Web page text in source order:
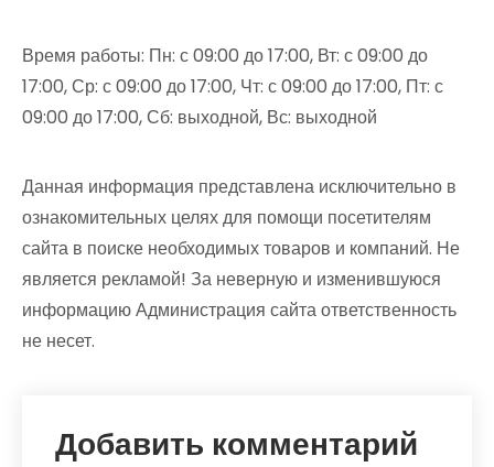
Время работы: Пн: с 09:00 до 17:00, Вт: с 09:00 до
17:00, Ср: с 09:00 до 17:00, Чт: с 09:00 до 17:00, Пт: с
09:00 до 17:00, Сб: выходной, Вс: выходной
Данная информация представлена исключительно в
ознакомительных целях для помощи посетителям
сайта в поиске необходимых товаров и компаний. Не
является рекламой! За неверную и изменившуюся
информацию Администрация сайта ответственность
не несет.
Добавить комментарий